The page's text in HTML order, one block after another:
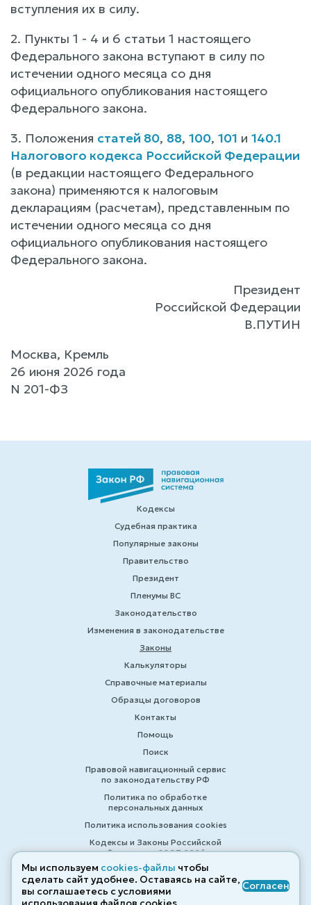
вступления их в силу.
2. Пункты 1 - 4 и 6 статьи 1 настоящего
Федерального закона вступают в силу по
истечении одного месяца со дня
официального опубликования настоящего
Федерального закона.
3. Положения статей 80, 88, 100, 101 и 140.1
Налогового кодекса Российской Федерации
(в редакции настоящего Федерального
закона) применяются к налоговым
декларациям (расчетам), представленным по
истечении одного месяца со дня
официального опубликования настоящего
Федерального закона.
Президент
Российской Федерации
В.ПУТИН
Москва, Кремль
26 июня 2026 года
N 201-ФЗ
Кодексы
Судебная практика
Популярные законы
Правительство
Президент
Пленумы ВС
Законодательство
Изменения в законодательстве
Законы
Калькуляторы
Справочные материалы
Образцы договоров
Контакты
Помощь
Поиск
Правовой навигационный сервис
по законодательству РФ
Политика по обработке
персональных данных
Политика использования cookies
Кодексы и Законы Российской
Федерации 2007-2026
© ZAKONRF.INFO
Мы используем cookies-файлы чтобы
сделать сайт удобнее. Оставаясь на сайте,
вы соглашаетесь с условиями
Согласен